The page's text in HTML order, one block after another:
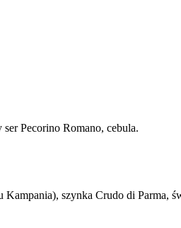
Pecorino Romano, cebula.
szynka Crudo di Parma,